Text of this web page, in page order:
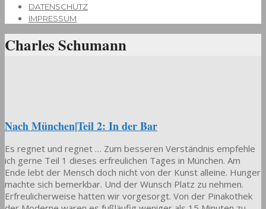
DATENSCHUTZ
IMPRESSUM
Charles Schumann
Nach München|Teil 2: In der Bar
Es regnet und regnet … Zum besseren Verständnis empfehle
ich gerne Teil 1 dieses erfreulichen Tages in München. Am
Ende lebt der Mensch doch nicht von der Kunst alleine. Hunger
machte sich bemerkbar. Und der Wunsch Platz zu nehmen.
Erfreulicherweise hatten wir vorgesorgt. Von der Pinakothek